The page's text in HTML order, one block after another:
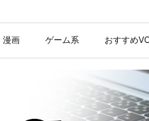
漫画 ゲーム系 おすすめ